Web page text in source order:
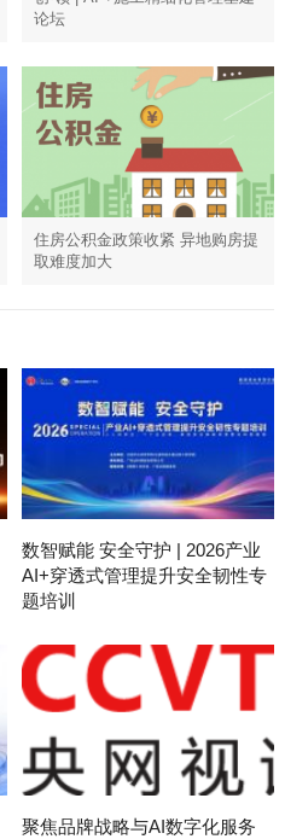
论坛
住房公积金政策收紧 异地购房提
取难度加大
数智赋能 安全守护 | 2026产业
AI+穿透式管理提升安全韧性专
题培训
聚焦品牌战略与AI数字化服务